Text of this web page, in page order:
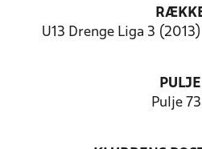
U13 Drenge Liga 3
PULJE
Pulje